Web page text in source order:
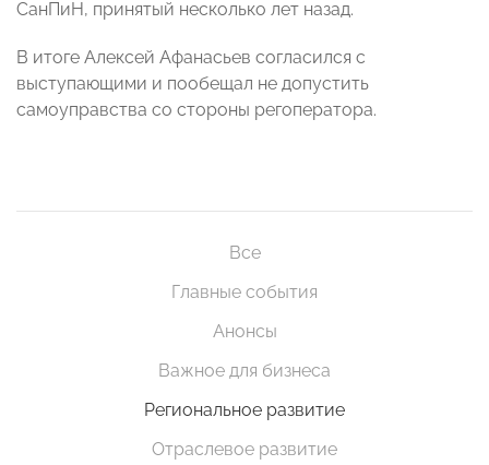
СанПиН, принятый несколько лет назад.
В итоге Алексей Афанасьев согласился с
выступающими и пообещал не допустить
самоуправства со стороны регоператора.
Все
Главные события
Анонсы
Важное для бизнеса
Региональное развитие
Отраслевое развитие